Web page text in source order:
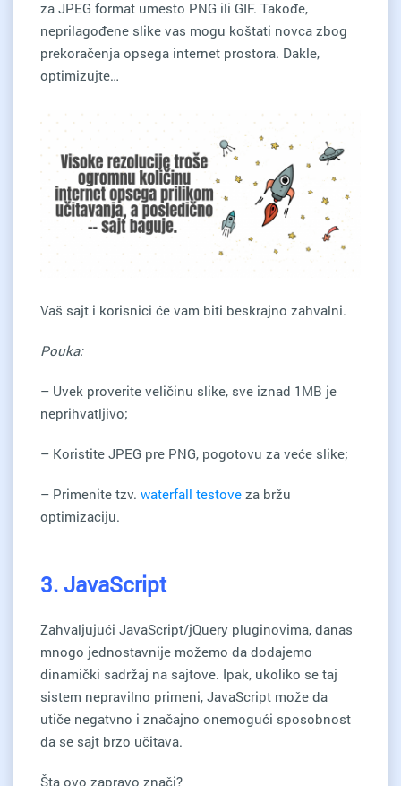
za JPEG format umesto PNG ili GIF. Takođe,
neprilagođene slike vas mogu koštati novca zbog
prekoračenja opsega internet prostora. Dakle,
optimizujte…
Vaš sajt i korisnici će vam biti beskrajno zahvalni.
Pouka:
– Uvek proverite veličinu slike, sve iznad 1MB je
neprihvatljivo;
– Koristite JPEG pre PNG, pogotovu za veće slike;
– Primenite tzv. waterfall testove za bržu
optimizaciju.
3. JavaScript
Zahvaljujući JavaScript/jQuery pluginovima, danas
mnogo jednostavnije možemo da dodajemo
dinamički sadržaj na sajtove. Ipak, ukoliko se taj
sistem nepravilno primeni, JavaScript može da
utiče negatvno i značajno onemogući sposobnost
da se sajt brzo učitava.
Šta ovo zapravo znači?